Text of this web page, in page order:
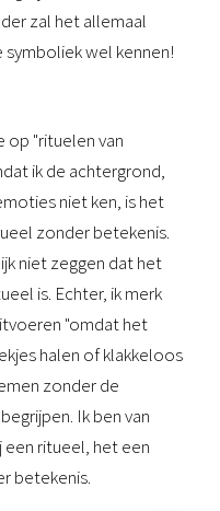
zal het allemaal
symboliek wel kennen!
op "rituelen van
ik de achtergrond,
niet ken, is het
zonder betekenis.
niet zeggen dat het
is. Echter, ik merk
"omdat het
halen of klakkeloos
zonder de
Ik ben van
een ritueel, het een
betekenis.